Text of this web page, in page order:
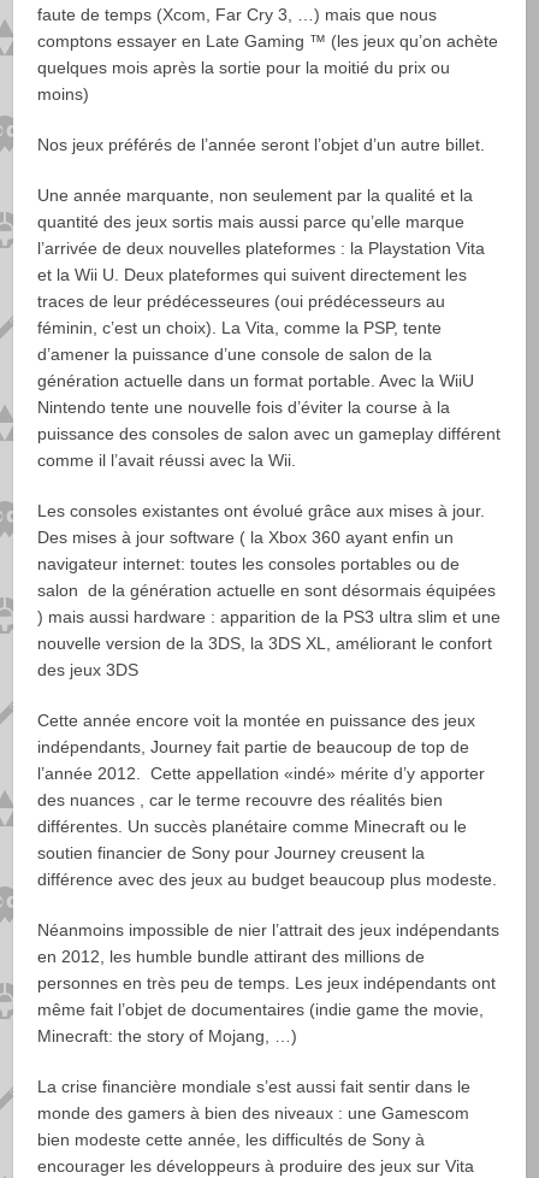
faute de temps (Xcom, Far Cry 3, …) mais que nous
comptons essayer en Late Gaming ™ (les jeux qu’on achète
quelques mois après la sortie pour la moitié du prix ou
moins)
Nos jeux préférés de l’année seront l’objet d’un autre billet.
Une année marquante, non seulement par la qualité et la
quantité des jeux sortis mais aussi parce qu’elle marque
l’arrivée de deux nouvelles plateformes : la Playstation Vita
et la Wii U. Deux plateformes qui suivent directement les
traces de leur prédécesseures (oui prédécesseurs au
féminin, c’est un choix). La Vita, comme la PSP, tente
d’amener la puissance d’une console de salon de la
génération actuelle dans un format portable. Avec la WiiU
Nintendo tente une nouvelle fois d’éviter la course à la
puissance des consoles de salon avec un gameplay différent
comme il l’avait réussi avec la Wii.
Les consoles existantes ont évolué grâce aux mises à jour.
Des mises à jour software ( la Xbox 360 ayant enfin un
navigateur internet: toutes les consoles portables ou de
salon de la génération actuelle en sont désormais équipées
) mais aussi hardware : apparition de la PS3 ultra slim et une
nouvelle version de la 3DS, la 3DS XL, améliorant le confort
des jeux 3DS
Cette année encore voit la montée en puissance des jeux
indépendants, Journey fait partie de beaucoup de top de
l’année 2012. Cette appellation «indé» mérite d’y apporter
des nuances , car le terme recouvre des réalités bien
différentes. Un succès planétaire comme Minecraft ou le
soutien financier de Sony pour Journey creusent la
différence avec des jeux au budget beaucoup plus modeste.
Néanmoins impossible de nier l’attrait des jeux indépendants
en 2012, les humble bundle attirant des millions de
personnes en très peu de temps. Les jeux indépendants ont
même fait l’objet de documentaires (indie game the movie,
Minecraft: the story of Mojang, …)
La crise financière mondiale s’est aussi fait sentir dans le
monde des gamers à bien des niveaux : une Gamescom
bien modeste cette année, les difficultés de Sony à
encourager les développeurs à produire des jeux sur Vita